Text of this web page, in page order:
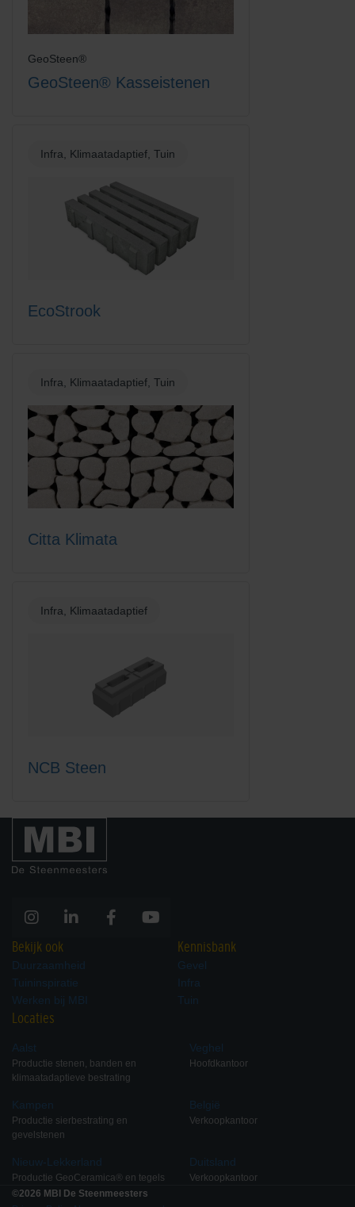
GeoSteen®
GeoSteen® Kasseistenen
Infra, Klimaatadaptief, Tuin
EcoStrook
Infra, Klimaatadaptief, Tuin
Citta Klimata
Infra, Klimaatadaptief
NCB Steen
Bekijk ook
Duurzaamheid
Tuininspiratie
Werken bij MBI
Kennisbank
Gevel
Infra
Tuin
Locaties
Aalst
Productie stenen, banden en
klimaatadaptieve bestrating
Kampen
Productie sierbestrating en
gevelstenen
Nieuw-Lekkerland
Productie GeoCeramica® en tegels
Veghel
Hoofdkantoor
België
Verkoopkantoor
Duitsland
Verkoopkantoor
©2026 MBI De Steenmeesters